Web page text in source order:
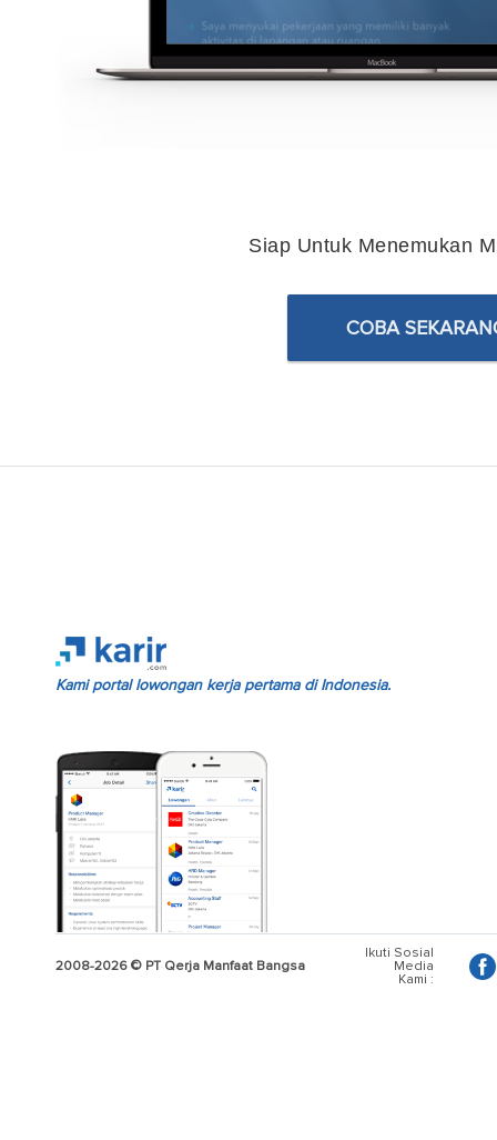
Siap Untuk Menemukan
COBA
Kami portal lowongan kerja pertama di Indonesia.
2008-2026 © PT Qerja Manfaat Bangsa
Ikuti Sosial
Media
Kami :